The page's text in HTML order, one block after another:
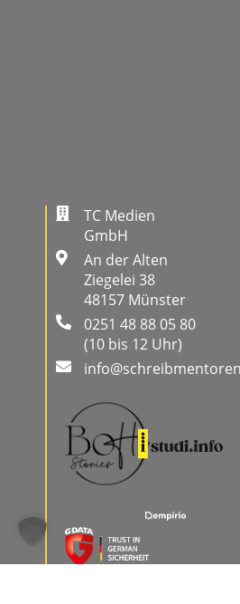
TC Medien
GmbH
An der Alten
Ziegelei 38
48157 Münster
0251 48 88 05 80
(10 bis 12 Uhr)